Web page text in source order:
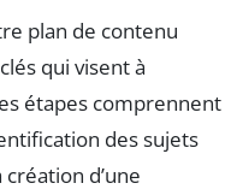
plan de contenu
qui visent à
étapes comprennent
des sujets
d’une